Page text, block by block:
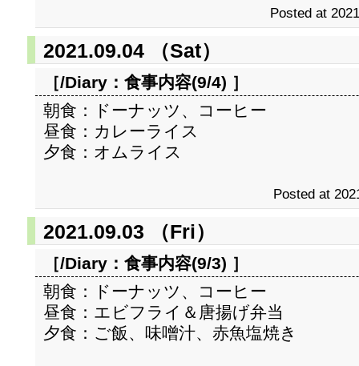
Posted at
2021.09.04 （Sat）
［/Diary： 食事内容(9/4) ］
朝食：ドーナッツ、コーヒー
昼食：カレーライス
夕食：オムライス
Posted at
2021.09.03 （Fri）
［/Diary： 食事内容(9/3) ］
朝食：ドーナッツ、コーヒー
昼食：エビフライ＆唐揚げ弁当
夕食：ご飯、味噌汁、赤魚塩焼き